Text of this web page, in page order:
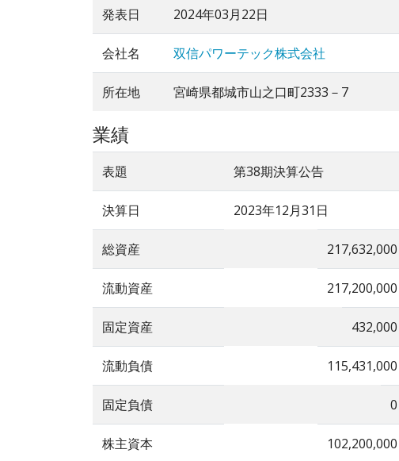
発表日 2024年03月22日
会社名 双信パワーテック株式会社
所在地 宮崎県都城市山之口町2333－7
業績
表題 第38期決算公告
決算日 2023年12月31日
総資産 217,632,000
流動資産 217,200,000
固定資産 432,000
流動負債 115,431,000
固定負債 0
株主資本 102,200,000